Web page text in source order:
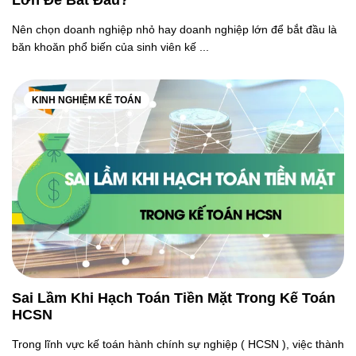
Nên chọn doanh nghiệp nhỏ hay doanh nghiệp lớn để bắt đầu là
băn khoăn phổ biến của sinh viên kế ...
KINH NGHIỆM KẾ TOÁN
Sai Lầm Khi Hạch Toán Tiền Mặt Trong Kế Toán
HCSN
Trong lĩnh vực kế toán hành chính sự nghiệp ( HCSN ), việc thành